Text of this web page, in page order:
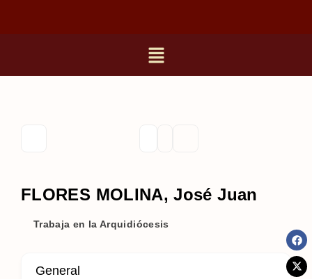
FLORES MOLINA, José Juan
Trabaja en la Arquidiócesis
General